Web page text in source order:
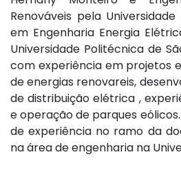
Renováveis pela
em Engenharia Energia
Universidade Politécnica de
com experiência em projetos
de energias renovareis,
de distribuição elétrica ,
e operação de parques
de experiência no ramo da
na área de engenharia na